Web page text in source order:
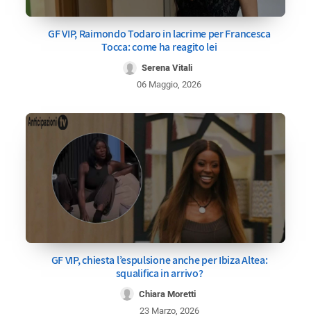
GF VIP, Raimondo Todaro in lacrime per Francesca
Tocca: come ha reagito lei
Serena Vitali
06 Maggio, 2026
GF VIP, chiesta l’espulsione anche per Ibiza Altea:
squalifica in arrivo?
Chiara Moretti
23 Marzo, 2026